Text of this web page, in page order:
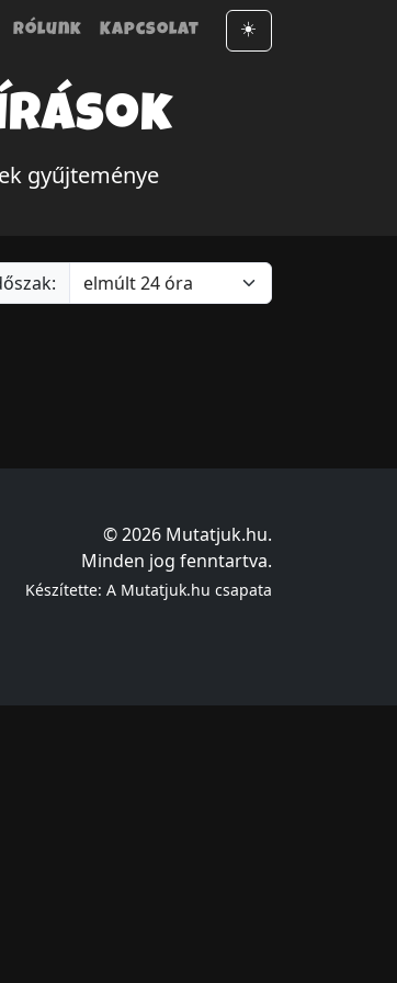
Rólunk Kapcsolat ☀️
gyűjteménye
© 2026 Mutatjuk.hu.
Minden jog fenntartva.
Készítette: A Mutatjuk.hu csapata